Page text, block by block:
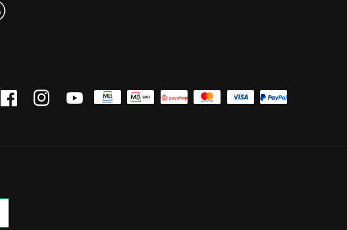
FacebookInstagramYouTube